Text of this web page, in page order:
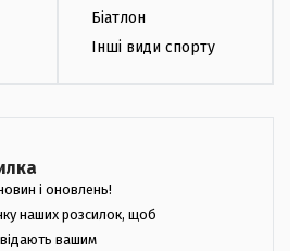
Біатлон
Інші види спорту
і оновлень!
наших розсилок, щоб
вашим